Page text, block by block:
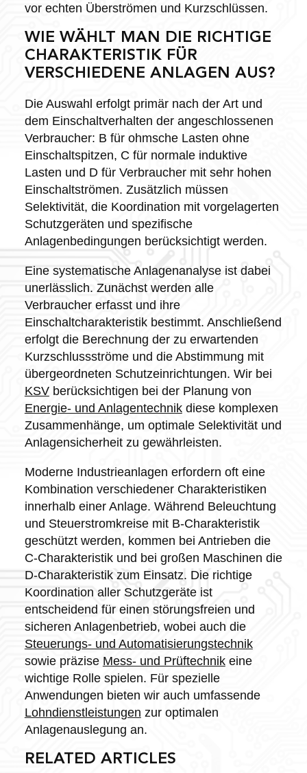
vor echten Überströmen und Kurzschlüssen.
WIE WÄHLT MAN DIE RICHTIGE
CHARAKTERISTIK FÜR
VERSCHIEDENE ANLAGEN AUS?
Die Auswahl erfolgt primär nach der Art und
dem Einschaltverhalten der angeschlossenen
Verbraucher: B für ohmsche Lasten ohne
Einschaltspitzen, C für normale induktive
Lasten und D für Verbraucher mit sehr hohen
Einschaltströmen. Zusätzlich müssen
Selektivität, die Koordination mit vorgelagerten
Schutzgeräten und spezifische
Anlagenbedingungen berücksichtigt werden.
Eine systematische Anlagenanalyse ist dabei
unerlässlich. Zunächst werden alle
Verbraucher erfasst und ihre
Einschaltcharakteristik bestimmt. Anschließend
erfolgt die Berechnung der zu erwartenden
Kurzschlussströme und die Abstimmung mit
übergeordneten Schutzeinrichtungen. Wir bei
KSVberücksichtigen bei der Planung von
Energie- und Anlagentechnikdiese komplexen
Zusammenhänge, um optimale Selektivität und
Anlagensicherheit zu gewährleisten.
Moderne Industrieanlagen erfordern oft eine
Kombination verschiedener Charakteristiken
innerhalb einer Anlage. Während Beleuchtung
und Steuerstromkreise mit B-Charakteristik
geschützt werden, kommen bei Antrieben die
C-Charakteristik und bei großen Maschinen die
D-Charakteristik zum Einsatz. Die richtige
Koordination aller Schutzgeräte ist
entscheidend für einen störungsfreien und
sicheren Anlagenbetrieb, wobei auch die
Steuerungs- und Automatisierungstechnik
sowie präzise Mess- und Prüftechnikeine
wichtige Rolle spielen. Für spezielle
Anwendungen bieten wir auch umfassende
Lohndienstleistungen zur optimalen
Anlagenauslegung an.
RELATED ARTICLES